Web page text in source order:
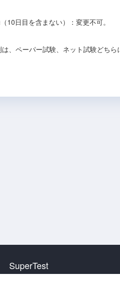
10日目を含まない）：変更不可。
、ペーパー試験、ネット試験どちら
SuperTest